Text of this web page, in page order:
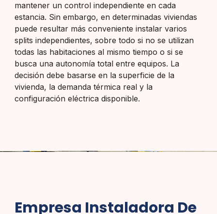
mantener un control independiente en cada
estancia. Sin embargo, en determinadas viviendas
puede resultar más conveniente instalar varios
splits independientes, sobre todo si no se utilizan
todas las habitaciones al mismo tiempo o si se
busca una autonomía total entre equipos. La
decisión debe basarse en la superficie de la
vivienda, la demanda térmica real y la
configuración eléctrica disponible.
Empresa Instaladora De